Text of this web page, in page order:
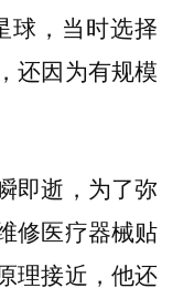
球，当时选择
还因为有规模
即逝，为了弥
修医疗器械贴
理接近，他还